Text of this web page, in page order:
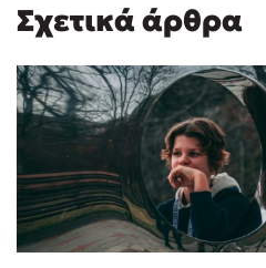
Σχετικά άρθρα